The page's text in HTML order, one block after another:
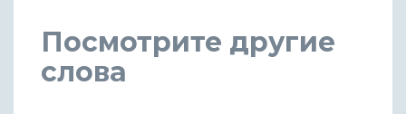
Посмотрите другие
слова